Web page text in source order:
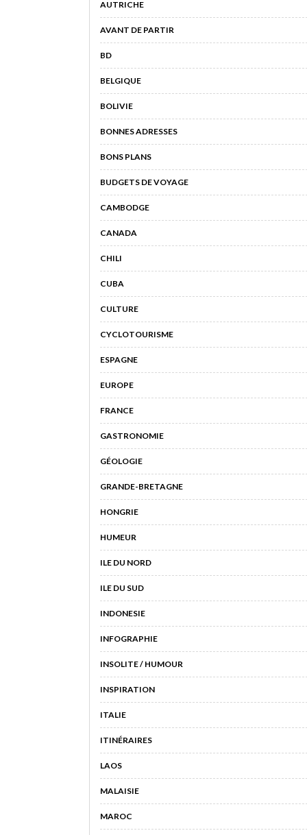
AUTRICHE
AVANT DE PARTIR
BD
BELGIQUE
BOLIVIE
BONNES ADRESSES
BONS PLANS
BUDGETS DE VOYAGE
CAMBODGE
CANADA
CHILI
CUBA
CULTURE
CYCLOTOURISME
ESPAGNE
EUROPE
FRANCE
GASTRONOMIE
GÉOLOGIE
GRANDE-BRETAGNE
HONGRIE
HUMEUR
ILE DU NORD
ILE DU SUD
INDONESIE
INFOGRAPHIE
INSOLITE / HUMOUR
INSPIRATION
ITALIE
ITINÉRAIRES
LAOS
MALAISIE
MAROC